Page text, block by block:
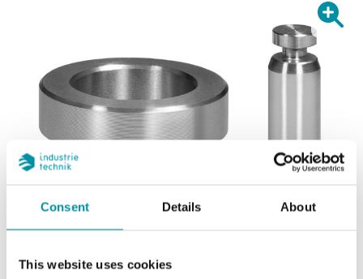
Consent Details About
This website uses cookies